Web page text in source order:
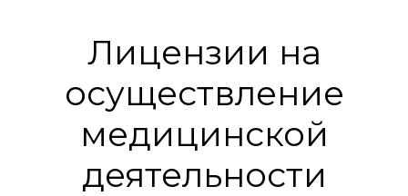
Лицензии на
осуществление
медицинской
деятельности